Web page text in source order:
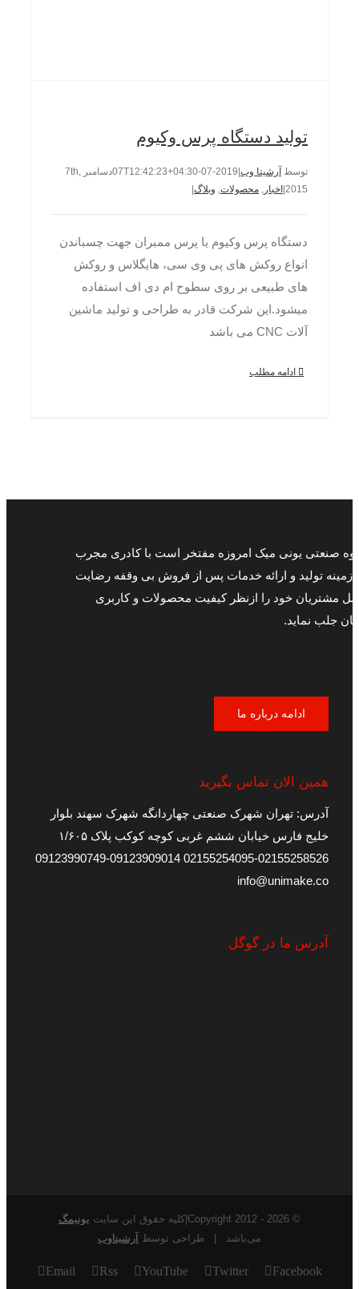
تولید دستگاه پرس وکیوم
توسط آرشیتا وب 2019-07-07T12:42:23+04:30
دسامبر 7th,
2015 اخبار , محصولات, وبلاگ
دستگاه پرس وکیوم یا پرس ممبران جهت چسباندن
انواع روکش های پی وی سی، هایگلاس و روکش
های طبیعی بر روی سطوح ام دی اف استفاده
میشود.این شرکت قادر به طراحی و تولید ماشین
آلات CNC می باشد
ادامه مطلب
صنعتی یونی میک امروزه مفتخر است با کادری مجرب
زمینه تولید و ارائه خدمات پس از فروش بی وقفه رضایت
مشتریان خود را ازنظر کیفیت محصولات و کاربری
جلب نماید.
ادامه درباره ما
همین الان تماس بگیرید
آدرس: تهران شهرک صنعتی چهاردانگه شهرک سهند بلوار
خلیج فارس خیابان ششم غربی کوچه کوکب پلاک ۱/۶۰۵
02155258526-02155254095
09123909014-09123990749
info@unimake.co
آدرس ما در گوگل
© Copyright 2012 - 2026|کلیه حقوق این سایت
یونیمگ
می‌باشد | طراحی توسط آرشیتاوب
Facebook
Twitter
YouTube
Rss
Email